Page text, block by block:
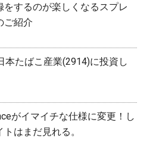
をするのが楽しくなるスプレ
ご紹介
本たばこ産業(2914)に投資し
がイマイチな仕様に変更！し
はまだ見れる。